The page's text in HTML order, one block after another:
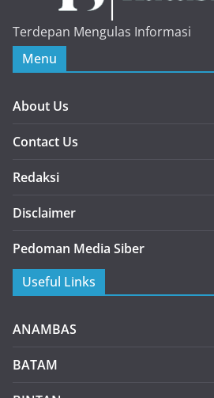
Terdepan Mengulas Informasi
Menu
About Us
Contact Us
Redaksi
Disclaimer
Pedoman Media Siber
Useful Links
ANAMBAS
BATAM